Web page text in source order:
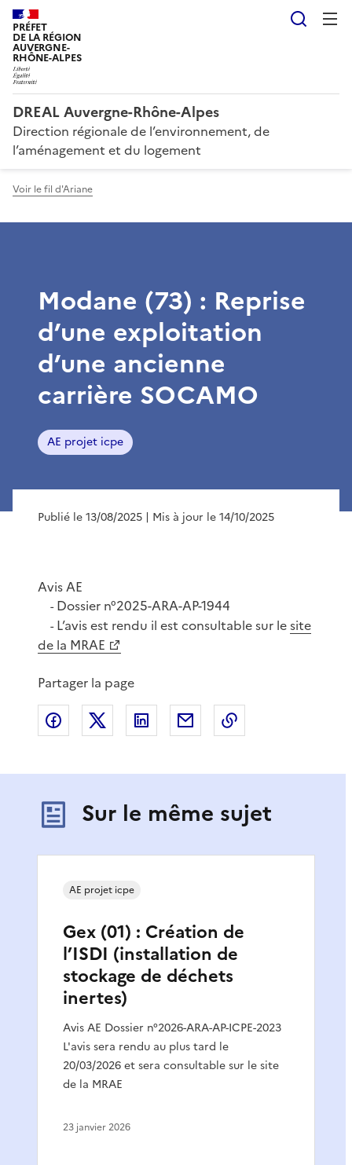
PRÉFET
DE LA RÉGION
AUVERGNE-
RHÔNE-ALPES
DREAL Auvergne-Rhône-Alpes
Direction régionale de l’environnement, de
l’aménagement et du logement
Voir le fil d'Ariane
Modane (73) : Reprise
d’une exploitation
d’une ancienne
carrière SOCAMO
AE projet icpe
Publié le 13/08/2025 | Mis à jour le 14/10/2025
Avis AE
-Dossier n°2025-ARA-AP-1944
-L’avis est rendu il est consultable sur lesite
de la MRAE
Partager la page
Partager sur Facebook
Partager sur XPartager sur LinkedIn
Partager par email
Sur le même sujet
Gex (01) : Création de
l’ISDI (installation de
stockage de déchets
inertes)
Avis AE Dossier n°2026-ARA-AP-ICPE-2023
L'avis sera rendu au plus tard le
20/03/2026 et sera consultable sur le site
de la MRAE
AE projet icpe
23 janvier 2026